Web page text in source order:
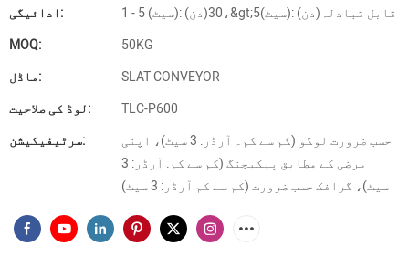
ادائیگی:
1 - 5 (سیٹ): 30(دن)،&gt;5(سیٹ): قابل تبادلہ(دن)
MOQ:
50KG
ماڈل:
SLAT CONVEYOR
لوڈ کی صلاحیت:
TLC-P600
سرٹیفیکیشن:
حسب ضرورت لوگو (کم سے کم۔ آرڈر: 3 سیٹ)، اپنی
مرضی کے مطابق پیکیجنگ (کم سے کم. آرڈر: 3
سیٹ)، گرافک حسب ضرورت (کم سے کم آرڈر: 3 سیٹ)